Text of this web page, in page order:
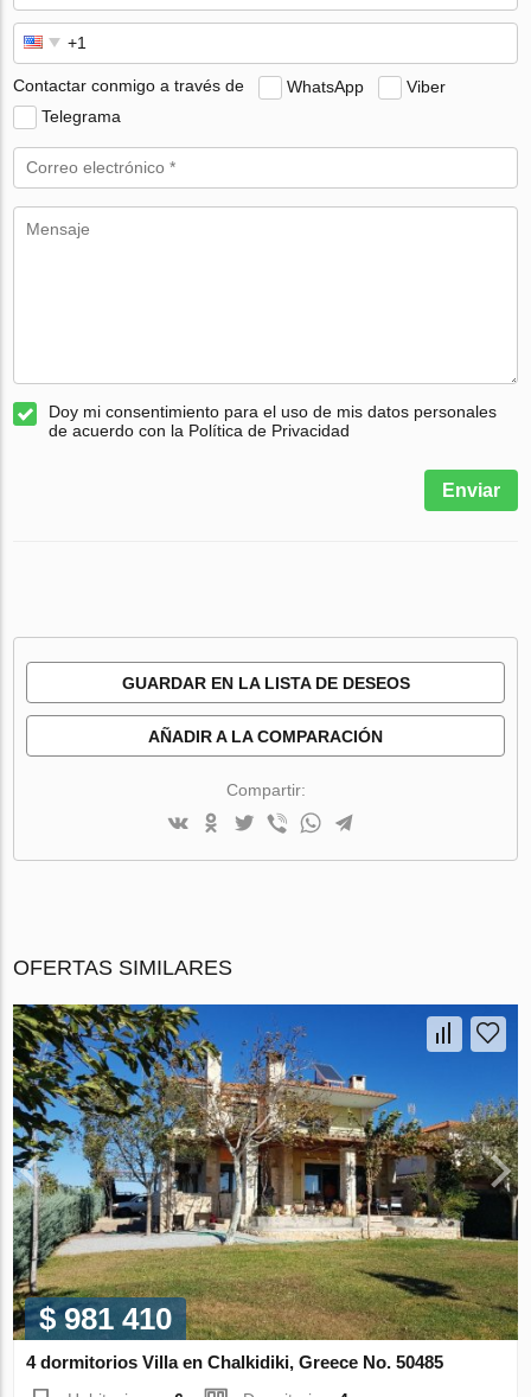
Contactar conmigo a través de WhatsApp
Viber
Telegrama
Doy mi consentimiento para el uso de mis datos personales
de acuerdo con la Política de Privacidad
Enviar
GUARDAR EN LA LISTA DE DESEOS
AÑADIR A LA COMPARACIÓN
Compartir:
OFERTAS SIMILARES
$ 981 410
4 dormitorios Villa en Chalkidiki, Greece No. 50485